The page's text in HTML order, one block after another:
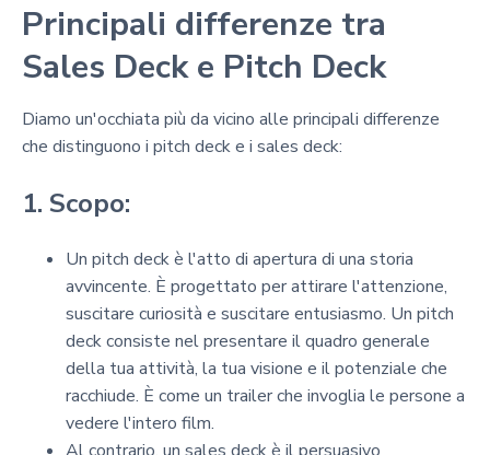
Principali differenze tra
Sales Deck e Pitch Deck
Diamo un'occhiata più da vicino alle principali differenze
che distinguono i pitch deck e i sales deck:
1. Scopo:
Un pitch deck è l'atto di apertura di una storia
avvincente. È progettato per attirare l'attenzione,
suscitare curiosità e suscitare entusiasmo. Un pitch
deck consiste nel presentare il quadro generale
della tua attività, la tua visione e il potenziale che
racchiude. È come un trailer che invoglia le persone a
vedere l'intero film.
Al contrario, un sales deck è il persuasivo